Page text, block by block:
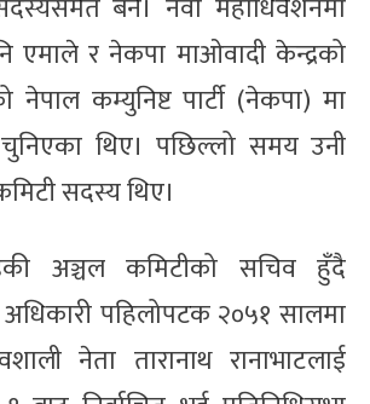
एमाले र नेकपा माओवादी केन्द्रको
कम्युनिष्ट पार्टी (नेकपा) मा
थिए। पछिल्लो समय उनी
सदस्य थिए।
अञ्चल कमिटीको सचिव हुँदै
पहिलोपटक २०५१ सालमा
नेता तारानाथ रानाभाटलाई